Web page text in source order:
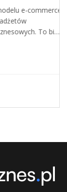
e-commerce
To bi…